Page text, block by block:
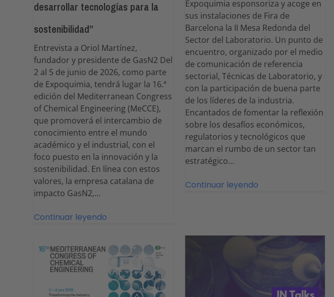
desarrollar tecnologías para la
sostenibilidad”
Entrevista a Oriol Martínez,
fundador y presidente de GasN2 Del
2 al 5 de junio de 2026, como parte
de Expoquimia, tendrá lugar la 16.ª
edición del Mediterranean Congress
of Chemical Engineering (MeCCE),
que promoverá el intercambio de
conocimiento entre el mundo
académico y el industrial, con el
foco puesto en la innovación y la
sostenibilidad. En línea con estos
valores, la empresa catalana de
impacto GasN2,…
Continuar leyendo
Expoquimia esponsoriza y acoge en
sus instalaciones de Fira de
Barcelona la II Mesa Redonda del
Sector del Laboratorio. Un punto de
encuentro, organizado por el medio
de comunicación de referencia
sectorial, Técnicas de Laboratorio, y
con la participación de buena parte
de los líderes de la industria.
Encantados de fomentar la reflexión
sobre los desafíos económicos,
regulatorios y tecnológicos que
marcan el rumbo de un sector tan
estratégico…
Continuar leyendo